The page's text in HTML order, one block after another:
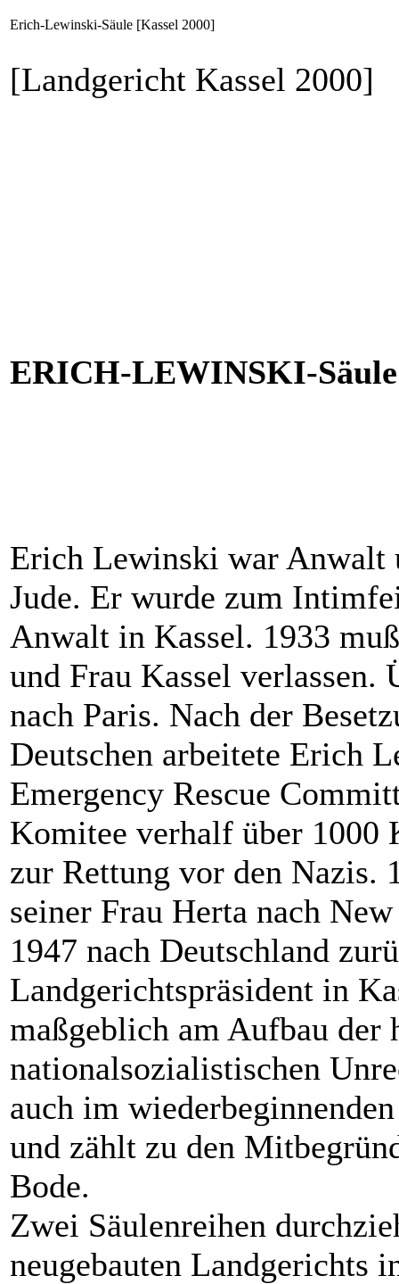
Erich-Lewinski-Säule [Kassel 2000]
[Landgericht Kassel 2000]
ERICH-LEWINSKI-
Erich Lewinski war Anwalt
Jude. Er wurde zum
Anwalt in Kassel. 1933
und Frau Kassel
nach Paris. Nach der
Deutschen arbeitete Erich
Emergency Rescue
Komitee verhalf über 1000
zur Rettung vor den Nazis.
seiner Frau Herta nach
1947 nach Deutschland
Landgerichtspräsident in
maßgeblich am Aufbau der
nationalsozialistischen
auch im
und zählt zu den
Bode.
Zwei Säulenreihen
neugebauten Landgerichts